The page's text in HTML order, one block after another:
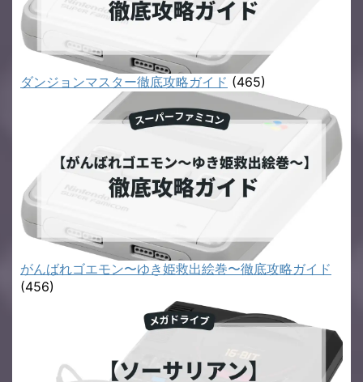
ダンジョンマスター徹底攻略ガイド (465)
がんばれゴエモン〜ゆき姫救出絵巻〜徹底攻略ガイド
(456)